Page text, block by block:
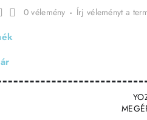
0 vélemény - Írj véleményt a